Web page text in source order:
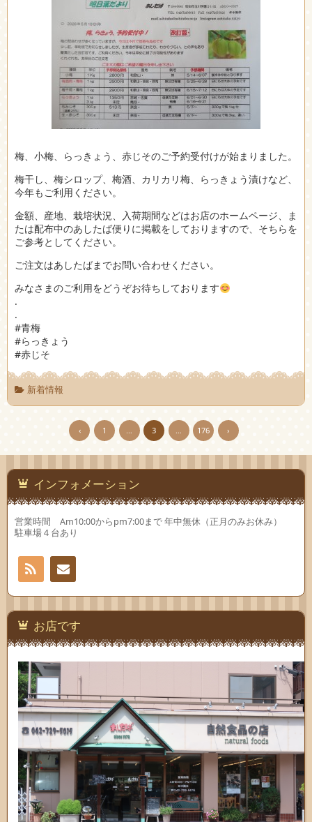
梅、小梅、らっきょう、赤じそのご予約受付けが始まりました。
梅干し、梅シロップ、梅酒、カリカリ梅、らっきょう漬けなど、
今年もご利用ください。
金額、産地、栽培状況、入荷期間などはお店のホームページ、ま
たは配布中のあしたば便りに掲載をしておりますので、そちらを
ご参考としてください。
ご注文はあしたばまでお問い合わせください。
みなさまのご利用をどうぞお待ちしております
.
.
#青梅
#らっきょう
#赤じそ
新着情報
‹ 1 … 3 … 176 ›
インフォメーション
営業時間 Am10:00からpm7:00まで 年中無休（正月のみお休み）
駐車場４台あり
お問
い合
わせ
お店です